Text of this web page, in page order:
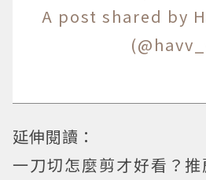
A post shared by
延伸閱讀：
一刀切怎麼剪才好看？